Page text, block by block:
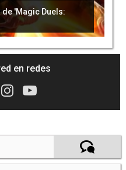
'Magic Duels:
en redes